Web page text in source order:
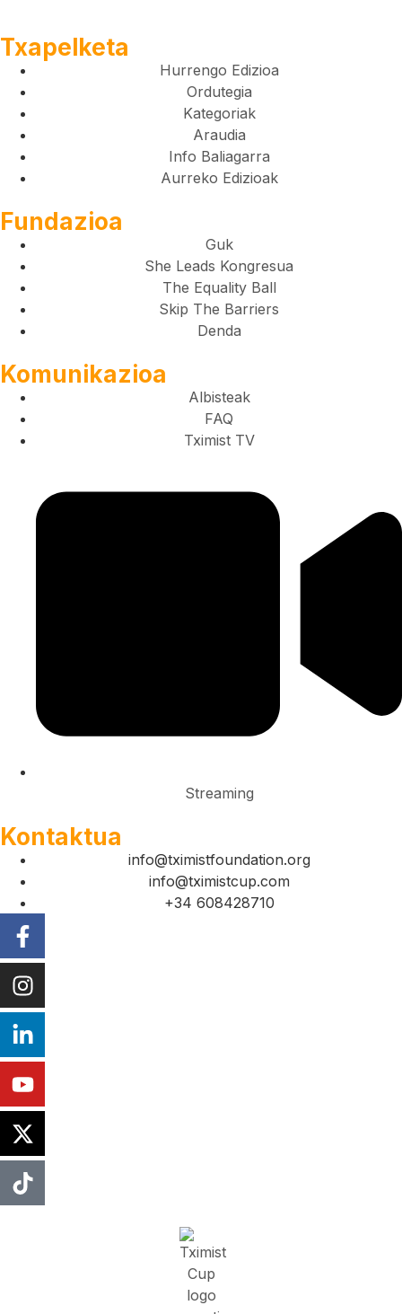
Txapelketa
Hurrengo Edizioa
Ordutegia
Kategoriak
Araudia
Info Baliagarra
Aurreko Edizioak
Fundazioa
Guk
She Leads Kongresua
The Equality Ball
Skip The Barriers
Denda
Komunikazioa
Albisteak
FAQ
Tximist TV
Streaming
Kontaktua
info@tximistfoundation.org
info@tximistcup.com
+34 608428710